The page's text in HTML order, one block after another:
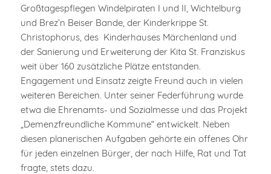
Großtagespflegen Windelpiraten I und II, Wichtelburg
und Brez’n Beiser Bande, der Kinderkrippe St.
Christophorus, des Kinderhauses Märchenland und
der Sanierung und Erweiterung der Kita St. Franziskus
weit über 160 zusätzliche Plätze entstanden.
Engagement und Einsatz zeigte Freund auch in vielen
weiteren Bereichen. Unter seiner Federführung wurde
etwa die Ehrenamts- und Sozialmesse und das Projekt
„Demenzfreundliche Kommune“ entwickelt. Neben
diesen planerischen Aufgaben gehörte ein offenes Ohr
für jeden einzelnen Bürger, der nach Hilfe, Rat und Tat
fragte, stets dazu.